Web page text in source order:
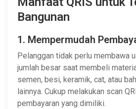
Bangunan
1. Mempermudah
Pelanggan tidak perlu membawa
jumlah besar saat membeli
semen, besi, keramik, cat, atau
lainnya. Cukup melakukan scan
pembayaran yang dimiliki.